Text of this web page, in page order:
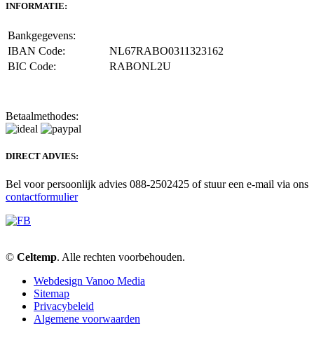
INFORMATIE:
Bankgegevens:
IBAN Code:
NL67RABO0311323162
BIC Code:
RABONL2U
Betaalmethodes:
DIRECT ADVIES:
Bel voor persoonlijk advies 088-2502425 of stuur een e-mail via ons
contactformulier
© Celtemp. Alle rechten voorbehouden.
Webdesign Vanoo Media
Sitemap
Privacybeleid
Algemene voorwaarden